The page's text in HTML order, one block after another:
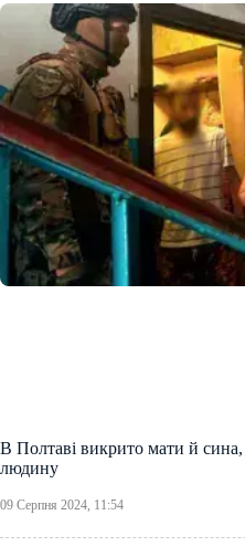
В Полтаві викрито мати й сина,
людину
09 Серпня 2024, 11:54